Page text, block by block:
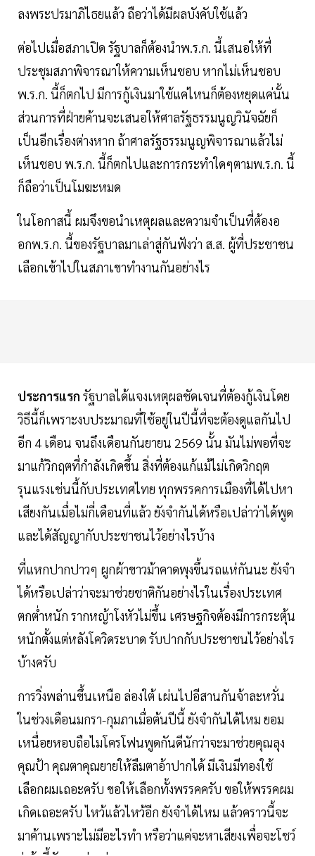
ลงพระปรมาภิไธยแล้ว ถือว่าได้มีผลบังคับใช้แล้ว
ต่อไปเมื่อสภาเปิด รัฐบาลก็ต้องนำพ.ร.ก. นี้เสนอให้ที่
ประชุมสภาพิจารณาให้ความเห็นชอบ หากไม่เห็นชอบ
พ.ร.ก. นี้ก็ตกไป มีการกู้เงินมาใช้แค่ไหนก็ต้องหยุดแค่นั้น
ส่วนการที่ฝ่ายค้านจะเสนอให้ศาลรัฐธรรมนูญวินัจฉัยก็
เป็นอีกเรื่องต่างหาก ถ้าศาลรัฐธรรมนูญพิจารณาแล้วไม่
เห็นชอบ พ.ร.ก. นี้ก็ตกไปและการกระทำใดๆตามพ.ร.ก. นี้
ก็ถือว่าเป็นโมฆะหมด
ในโอกาสนี้ ผมจึงขอนำเหตุผลและความจำเป็นที่ต้องอ
อกพ.ร.ก. นี้ของรัฐบาลมาเล่าสู่กันฟังว่า ส.ส. ผู้ที่ประชาชน
เลือกเข้าไปในสภาเขาทำงานกันอย่างไร
ประการแรก รัฐบาลได้แจงเหตุผลชัดเจนที่ต้องกู้เงินโดย
วิธีนี้ก็เพราะงบประมาณที่ใช้อยู่ในปีนี้ที่จะต้องดูแลกันไป
อีก 4 เดือน จนถึงเดือนกันยายน 2569 นั้น มันไม่พอที่จะ
มาแก้วิกฤตที่กำลังเกิดขึ้น สิ่งที่ต้องแก้แม้ไม่เกิดวิกฤต
รุนแรงเช่นนี้กับประเทศไทย ทุกพรรคการเมืองที่ได้ไปหา
เสียงกันเมื่อไม่กี่เดือนที่แล้ว ยังจำกันได้หรือเปล่าว่าได้พูด
และได้สัญญากับประชาชนไว้อย่างไรบ้าง
ที่แหกปากปาวๆ ผูกผ้าขาวม้าคาดพุงขึ้นรถแห่กันนะ ยังจำ
ได้หรือเปล่าว่าจะมาช่วยชาติกันอย่างไรในเรื่องประเทศ
ตกต่ำหนัก รากหญ้าโงหัวไม่ขึ้น เศรษฐกิจต้องมีการกระตุ้น
หนักตั้งแต่หลังโควิดระบาด รับปากกับประชาชนไว้อย่างไร
บ้างครับ
การวิ่งพล่านขึ้นเหนือ ล่องใต้ เผ่นไปอีสานกันจ้าละหวั่น
ในช่วงเดือนมกรา-กุมภาเมื่อต้นปีนี้ ยังจำกันได้ไหม ยอม
เหนื่อยหอบถือไมโครโฟนพูดกันดีนักว่าจะมาช่วยคุณลุง
คุณป้า คุณตาคุณยายให้ลืมตาอ้าปากได้ มีเงินมีทองใช้
เลือกผมเถอะครับ ขอให้เลือกทั้งพรรคครับ ขอให้พรรคผม
เกิดเถอะครับ ไหว้แล้วไหว้อีก ยังจำได้ไหม แล้วคราวนี้จะ
มาค้านเพราะไม่มีอะไรทำ หรือว่าแค่จะหาเสียงเพื่อจะโชว์